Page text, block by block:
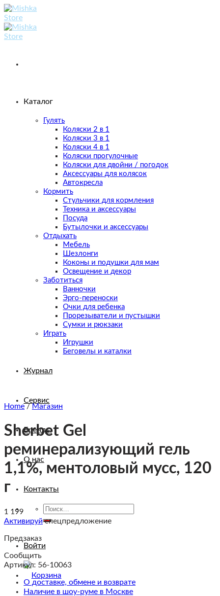
Skip
to
content
Каталог
Гулять
Коляски 2 в 1
Коляски 3 в 1
Коляски 4 в 1
Коляски прогулочные
Коляски для двойни / погодок
Аксессуары для колясок
Автокресла
Кормить
Стульчики для кормления
Техника и аксессуары
Посуда
Бутылочки и аксессуары
Отдыхать
Мебель
Шезлонги
Коконы и подушки для мам
Освещение и декор
Заботиться
Ванночки
Эрго-переноски
Очки для ребенка
Прорезыватели и пустышки
Сумки и рюкзаки
Играть
Игрушки
Беговелы и каталки
Журнал
Сервис
Бренды
О нас
Контакты
Искать:
Войти
Home / Магазин
Sherbet Gel
реминерализующий гель
1,1%, ментоловый мусс, 120
г
1 199
Активируйспецпредложение
Предзаказ
Сообщить
Артикул: 56-10063
О доставке, обмене и возврате
Наличие в шоу-руме в Москве